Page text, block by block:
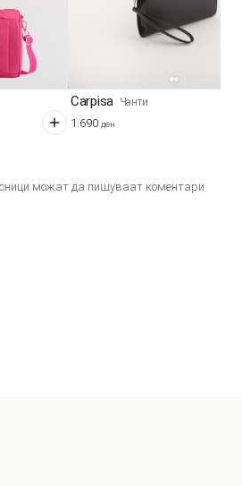
Carpisa Чанти
1.690 ден
можат да пишуваат коментари